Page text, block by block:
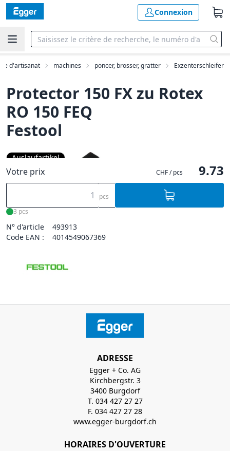
Connexion
d'artisanat machines poncer, brosser, gratter Exzenterschleifer
Protector 150 FX zu Rotex
RO 150 FEQ
Festool
Auslaufartikel
Votre prix CHF / pcs 9.73
pcs
3 pcs
N° d'article
493913
Code EAN :
4014549067369
ADRESSE
Egger + Co. AG
Kirchbergstr. 3
3400 Burgdorf
T. 034 427 27 27
F. 034 427 27 28
www.egger-burgdorf.ch
HORAIRES D'OUVERTURE